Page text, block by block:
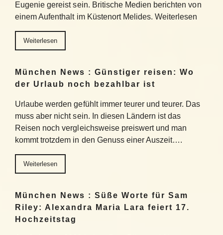
Eugenie gereist sein. Britische Medien berichten von
einem Aufenthalt im Küstenort Melides. Weiterlesen
Weiterlesen
München News : Günstiger reisen: Wo
der Urlaub noch bezahlbar ist
Urlaube werden gefühlt immer teurer und teurer. Das
muss aber nicht sein. In diesen Ländern ist das
Reisen noch vergleichsweise preiswert und man
kommt trotzdem in den Genuss einer Auszeit….
Weiterlesen
München News : Süße Worte für Sam
Riley: Alexandra Maria Lara feiert 17.
Hochzeitstag